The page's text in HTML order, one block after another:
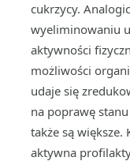
cukrzycy.
wyeliminowaniu
aktywności
możliwości
udaje się
na poprawę
także są większe.
aktywna